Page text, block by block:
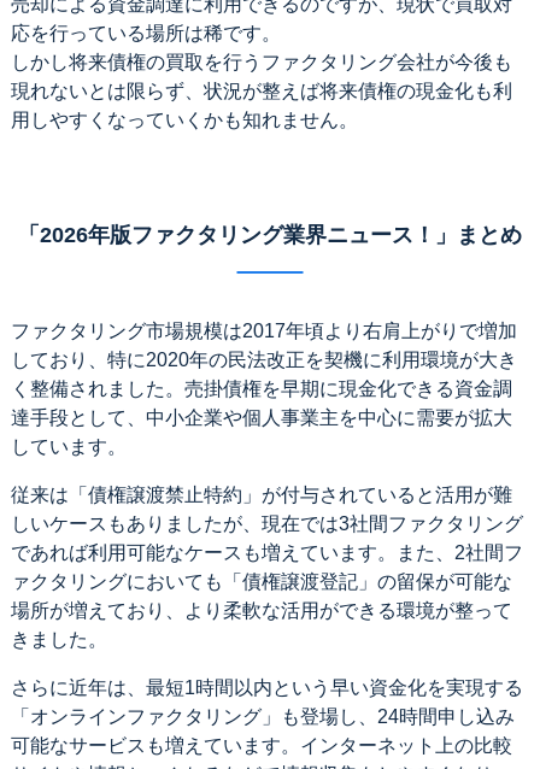
売却による資金調達に利用できるのですが、現状で買取対
応を行っている場所は稀です。
しかし将来債権の買取を行うファクタリング会社が今後も
現れないとは限らず、状況が整えば将来債権の現金化も利
用しやすくなっていくかも知れません。
「2026年版ファクタリング業界ニュース！」まとめ
ファクタリング市場規模は2017年頃より右肩上がりで増加
しており、特に2020年の民法改正を契機に利用環境が大き
く整備されました。売掛債権を早期に現金化できる資金調
達手段として、中小企業や個人事業主を中心に需要が拡大
しています。
従来は「債権譲渡禁止特約」が付与されていると活用が難
しいケースもありましたが、現在では3社間ファクタリング
であれば利用可能なケースも増えています。また、2社間フ
ァクタリングにおいても「債権譲渡登記」の留保が可能な
場所が増えており、より柔軟な活用ができる環境が整って
きました。
さらに近年は、最短1時間以内という早い資金化を実現する
「オンラインファクタリング」も登場し、24時間申し込み
可能なサービスも増えています。インターネット上の比較